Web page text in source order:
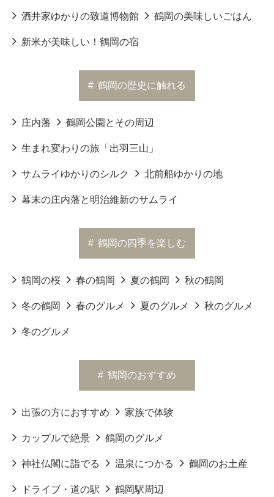
酒井家ゆかりの致道博物館 鶴岡の美味しいごはん
新米が美味しい！鶴岡の宿
# 鶴岡の歴史に触れる
庄内藩 鶴岡公園とその周辺
生まれ変わりの旅「出羽三山」
サムライゆかりのシルク 北前船ゆかりの地
幕末の庄内藩と明治維新のサムライ
# 鶴岡の四季を楽しむ
鶴岡の桜 春の鶴岡 夏の鶴岡 秋の鶴岡
冬の鶴岡 春のグルメ 夏のグルメ 秋のグルメ
冬のグルメ
# 鶴岡のおすすめ
出張の方におすすめ 家族で体験
カップルで絶景 鶴岡のグルメ
神社仏閣に詣でる 温泉につかる 鶴岡のお土産
ドライブ・道の駅 鶴岡駅周辺